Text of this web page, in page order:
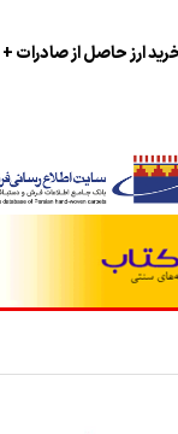
صادرات + تکمیلی